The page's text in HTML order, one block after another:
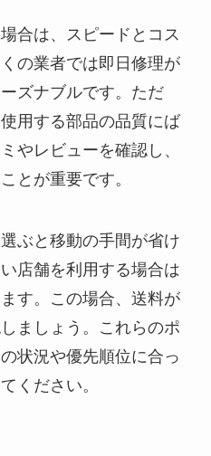
合は、スピードとコス
の業者では即日修理が
ズナブルです。ただ
用する部品の品質にば
やレビューを確認し、
とが重要です。
ぶと移動の手間が省け
店舗を利用する場合は
す。この場合、送料が
ましょう。これらのポ
状況や優先順位に合っ
ください。